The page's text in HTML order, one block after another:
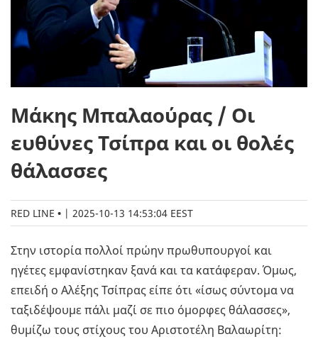
Μάκης Μπαλαούρας / Οι
ευθύνες Τσίπρα και οι θολές
θάλασσες
RED LINE | 2025-10-13 14:53:04 EEST
Στην ιστορία πολλοί πρώην πρωθυπουργοί και
ηγέτες εμφανίστηκαν ξανά και τα κατάφεραν. Όμως,
επειδή ο Αλέξης Τσίπρας είπε ότι «ίσως σύντομα να
ταξιδέψουμε πάλι μαζί σε πιο όμορφες θάλασσες»,
θυμίζω τους στίχους του Αριστοτέλη Βαλαωρίτη: